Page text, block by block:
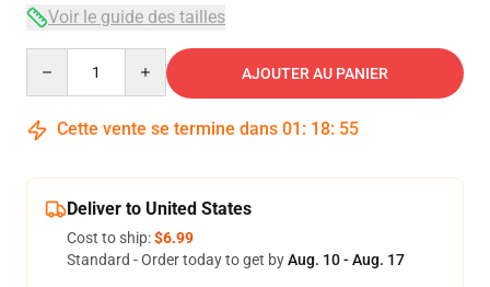
Voir le guide des tailles
AJOUTER AU PANIER
Cette vente se termine dans 01 : 18: 54
Deliver to United States
Cost to ship:$6.99
Standard - Order today to get byAug. 10 - Aug. 17